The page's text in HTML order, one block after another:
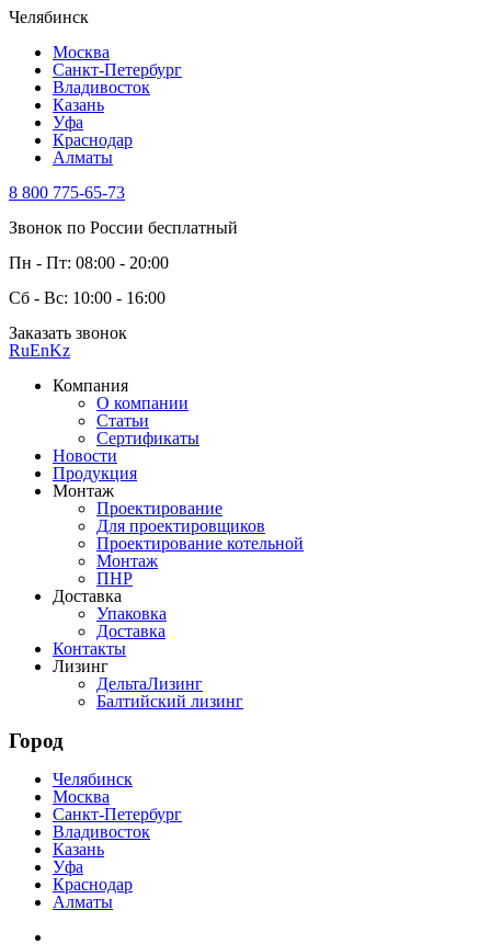
Челябинск
Москва
Санкт-Петербург
Владивосток
Казань
Уфа
Краснодар
Алматы
8 800 775-65-73
Звонок по России бесплатный
Пн - Пт: 08:00 - 20:00
Сб - Вс: 10:00 - 16:00
Заказать звонок
RuEnKz
Компания
О компании
Статьи
Сертификаты
Новости
Продукция
Монтаж
Проектирование
Для проектировщиков
Проектирование котельной
Монтаж
ПНР
Доставка
Упаковка
Доставка
Контакты
Лизинг
ДельтаЛизинг
Балтийский лизинг
Город
Челябинск
Москва
Санкт-Петербург
Владивосток
Казань
Уфа
Краснодар
Алматы